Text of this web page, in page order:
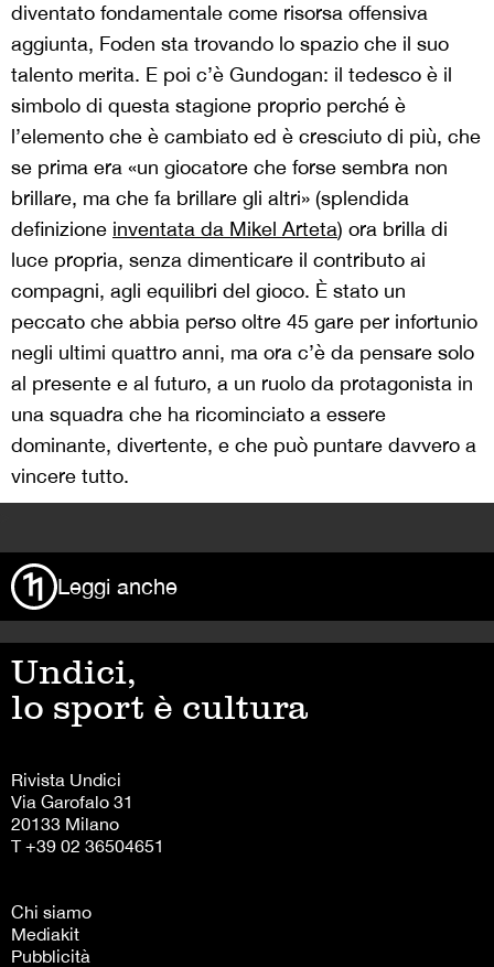
diventato fondamentale come risorsa offensiva
aggiunta, Foden sta trovando lo spazio che il suo
talento merita. E poi c’è Gundogan: il tedesco è il
simbolo di questa stagione proprio perché è
l’elemento che è cambiato ed è cresciuto di più, che
se prima era «un giocatore che forse sembra non
brillare, ma che fa brillare gli altri» (splendida
definizione inventata da Mikel Arteta) ora brilla di
luce propria, senza dimenticare il contributo ai
compagni, agli equilibri del gioco. È stato un
peccato che abbia perso oltre 45 gare per infortunio
negli ultimi quattro anni, ma ora c’è da pensare solo
al presente e al futuro, a un ruolo da protagonista in
una squadra che ha ricominciato a essere
dominante, divertente, e che può puntare davvero a
vincere tutto.
Leggi anche
Undici,
lo sport è cultura
Rivista Undici
Via Garofalo 31
20133 Milano
T +39 02 36504651
Chi siamo
Mediakit
Pubblicità